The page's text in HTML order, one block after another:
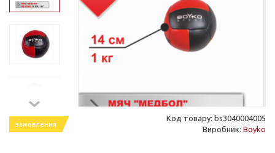
замовлення
Код товару: bs3040004005
Виробник: Boyko